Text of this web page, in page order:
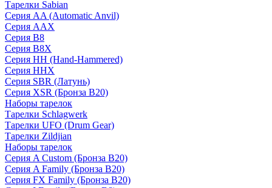
Тарелки Sabian
Серия AA (Automatic Anvil)
Серия AAX
Серия B8
Серия B8X
Серия HH (Hand-Hammered)
Серия HHX
Серия SBR (Латунь)
Серия XSR (Бронза B20)
Наборы тарелок
Тарелки Schlagwerk
Тарелки UFO (Drum Gear)
Тарелки Zildjian
Наборы тарелок
Серия A Custom (Бронза B20)
Серия A Family (Бронза B20)
Серия FX Family (Бронза B20)